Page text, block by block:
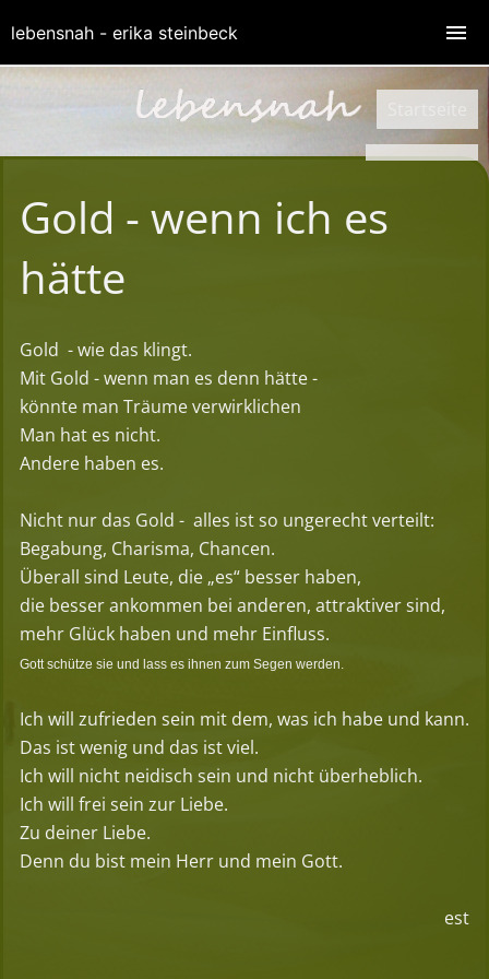
Gold - wenn ich es
hätte
Gold - wie das klingt.
Mit Gold - wenn man es denn hätte -
könnte man Träume verwirklichen
Man hat es nicht.
Andere haben es.
Nicht nur das Gold - alles ist so ungerecht verteilt:
Begabung, Charisma, Chancen.
Überall sind Leute, die „es“ besser haben,
die besser ankommen bei anderen, attraktiver sind,
mehr Glück haben und mehr Einfluss.
Gott schütze sie und lass es ihnen zum Segen werden.
Ich will zufrieden sein mit dem, was ich habe und kann.
Das ist wenig und das ist viel.
Ich will nicht neidisch sein und nicht überheblich.
Ich will frei sein zur Liebe.
Zu deiner Liebe.
Denn du bist mein Herr und mein Gott.
est
lebensnah - erika steinbeck